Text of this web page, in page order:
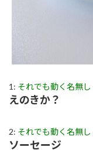
1: それでも動く名無し
えのきか？
2: それでも動く名無し
ソーセージ